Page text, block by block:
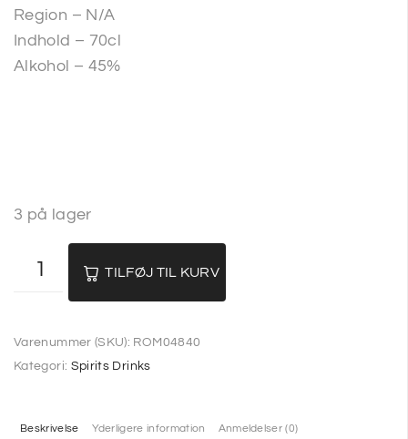
Region – N/A
Indhold – 70cl
Alkohol – 45%
3 på lager
TILFØJ TIL KURV
Varenummer (SKU): ROM04840
Kategori: Spirits Drinks
Beskrivelse Yderligere information Anmeldelser (0)